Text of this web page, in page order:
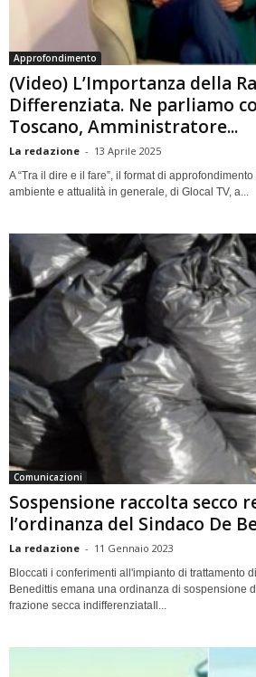
Approfondimento
(Video) L’Importanza della
Differenziata. Ne parliamo
Toscano, Amministratore...
La redazione - 13 Aprile 2025
A “Tra il dire e il fare”, il format di
ambiente e attualità in generale, di Glocal TV, a...
Comunicazioni
Sospensione raccolta secco
l’ordinanza del Sindaco De
La redazione - 11 Gennaio 2023
Bloccati i conferimenti all'impianto di trattamento
Benedittis emana una ordinanza di sospensione
frazione secca indifferenziataIl...